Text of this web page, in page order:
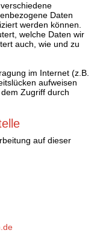
Daten
werden können.
welche Daten wir
auch, wie und zu
im Internet (z.B.
aufweisen
Zugriff durch
auf dieser